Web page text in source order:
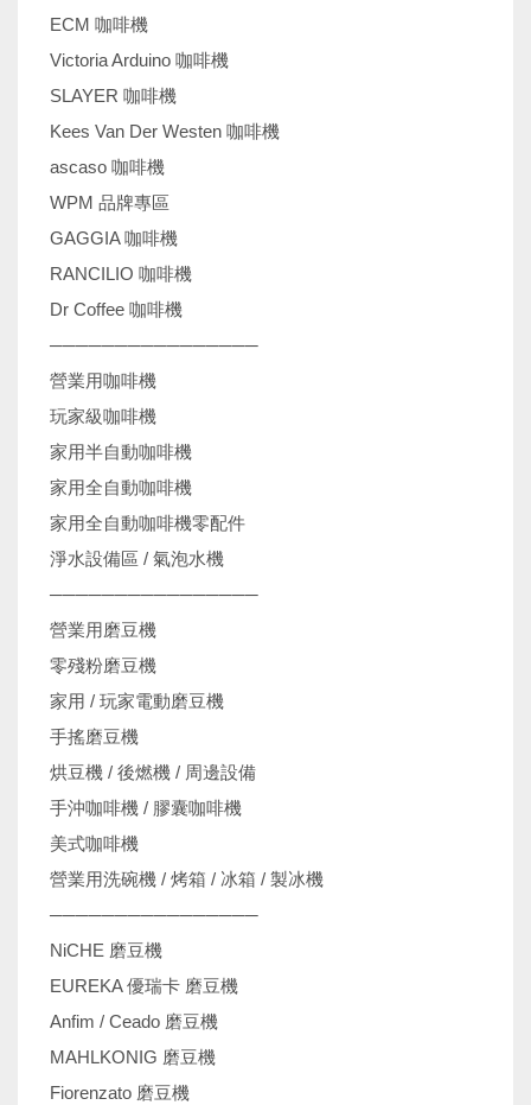
ECM 咖啡機
Victoria Arduino 咖啡機
SLAYER 咖啡機
Kees Van Der Westen 咖啡機
ascaso 咖啡機
WPM 品牌專區
GAGGIA 咖啡機
RANCILIO 咖啡機
Dr Coffee 咖啡機
────────────────
營業用咖啡機
玩家級咖啡機
家用半自動咖啡機
家用全自動咖啡機
家用全自動咖啡機零配件
淨水設備區 / 氣泡水機
────────────────
營業用磨豆機
零殘粉磨豆機
家用 / 玩家電動磨豆機
手搖磨豆機
烘豆機 / 後燃機 / 周邊設備
手沖咖啡機 / 膠囊咖啡機
美式咖啡機
營業用洗碗機 / 烤箱 / 冰箱 / 製冰機
────────────────
NiCHE 磨豆機
EUREKA 優瑞卡 磨豆機
Anfim / Ceado 磨豆機
MAHLKONIG 磨豆機
Fiorenzato 磨豆機